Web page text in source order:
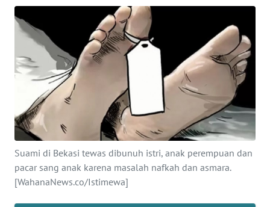
Suami di Bekasi tewas dibunuh istri, anak perempuan dan
pacar sang anak karena masalah nafkah dan asmara.
[WahanaNews.co/Istimewa]
EKUIN
SAINS-TEKNO
KESEHATAN
INTERNASIONAL
SERBA-SERBI
PENDIDIKAN